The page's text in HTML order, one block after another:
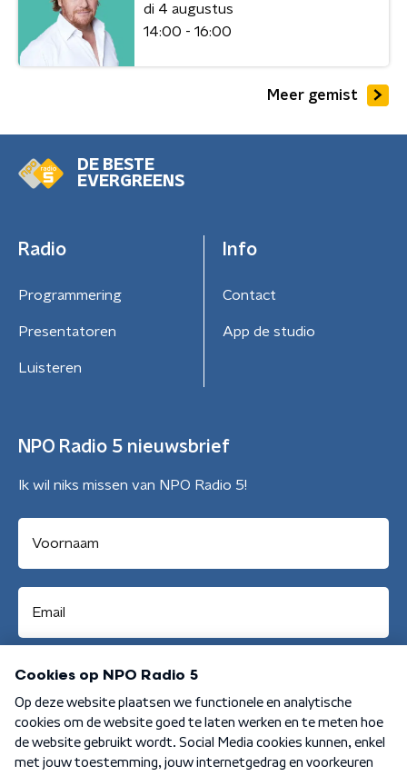
di 4 augustus
14:00 - 16:00
Meer gemist
DE BESTE
EVERGREENS
Radio
Programmering
Presentatoren
Luisteren
Info
Contact
App de studio
NPO Radio 5 nieuwsbrief
Ik wil niks missen van NPO Radio 5!
Aanmelden
Algemene voorwaarden